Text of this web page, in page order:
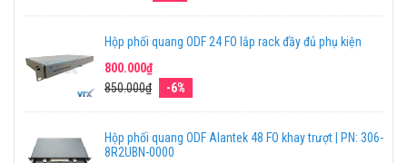
Hộp phối quang ODF 24 FO lắp rack đầy đủ phụ kiện
800.000₫
850.000₫
-6%
Hộp phối quang ODF Alantek 48 FO khay trượt | PN: 306-
8R2UBN-0000